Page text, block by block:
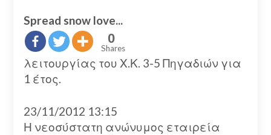
Spread snow love...
0
Shares
λειτουργίας του Χ.Κ. 3-5 Πηγαδιών για
1 έτος.
23/11/2012 13:15
Η νεοσύστατη ανώνυμος εταιρεία